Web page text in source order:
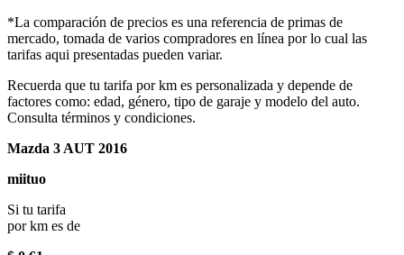
*La comparación de precios es una referencia de primas de
mercado, tomada de varios compradores en línea por lo cual las
tarifas aqui presentadas pueden variar.
Recuerda que tu tarifa por km es personalizada y depende de
factores como: edad, género, tipo de garaje y modelo del auto.
Consulta términos y condiciones.
Mazda 3 AUT 2016
miituo
Si tu tarifa
por km es de